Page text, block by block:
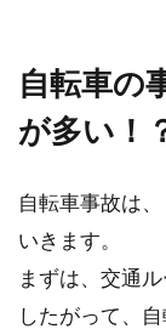
自転車の
が多い！
自転車事故は
いきます。
まずは、交通
したがって、